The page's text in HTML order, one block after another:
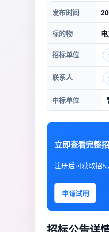
发布时间
标的物
招标单位
联系人
中标单位
立即查看完整
注册后可获取招
申请试用